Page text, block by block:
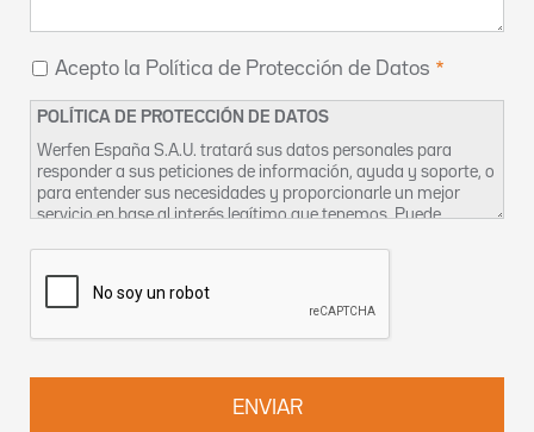
Acepto la Política de Protección de Datos
POLÍTICA DE PROTECCIÓN DE DATOS
Werfen España S.A.U. tratará sus datos personales para
responder a sus peticiones de información, ayuda y soporte, o
para entender sus necesidades y proporcionarle un mejor
servicio en base al interés legítimo que tenemos. Puede
Privacidad
es@werfen.com.